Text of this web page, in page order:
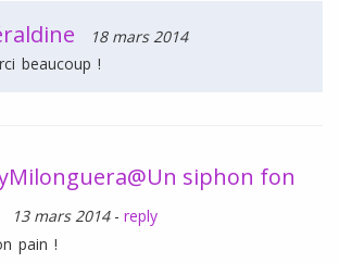
18 mars 2014
beaucoup !
siphon fon
13 mars 2014 - reply
pain !